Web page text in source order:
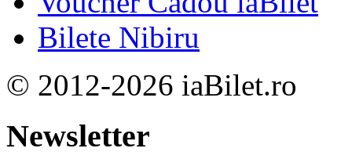
Bilete Nibiru
© 2012-2026 iaBilet.ro
Newsletter